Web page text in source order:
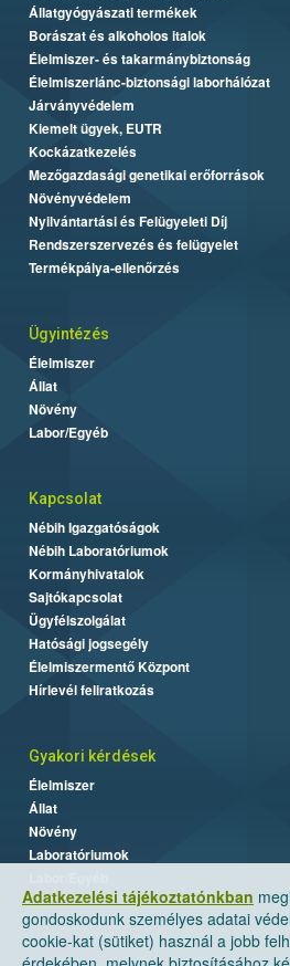
Adatkezelési tájékoztatónkban
gondoskodunk személyes adatai
cookie-kat (sütiket) használ a jobb
Állatgyógyászati termékek
Borászat és alkoholos italok
Élelmiszer- és takarmánybiztonság
Élelmiszerlánc-biztonsági laborhálózat
Járványvédelem
Kiemelt ügyek, EUTR
Kockázatkezelés
Mezőgazdasági genetikai erőforrások
Növényvédelem
Nyilvántartási és Felügyeleti Díj
Rendszerszervezés és felügyelet
Termékpálya-ellenőrzés
Ügyintézés
Élelmiszer
Állat
Növény
Labor/Egyéb
Kapcsolat
Nébih Igazgatóságok
Nébih Laboratóriumok
Kormányhivatalok
Sajtókapcsolat
Ügyfélszolgálat
Hatósági jogsegély
Élelmiszermentő Központ
Hírlevél feliratkozás
Gyakori kérdések
Élelmiszer
Állat
Növény
Laboratóriumok